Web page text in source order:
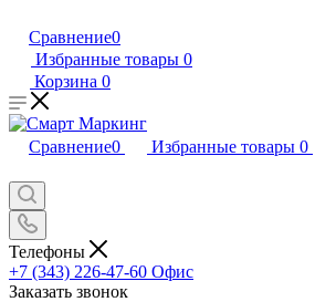
Сравнение0
Избранные товары 0
Корзина 0
Сравнение0 Избранные товары 0
Телефоны
+7 (343) 226-47-60 Офис
Заказать звонок